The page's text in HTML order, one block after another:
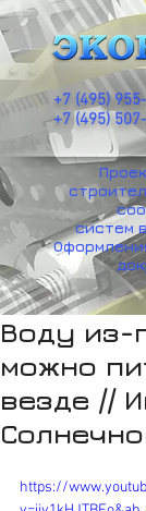
систем
+7 (495)
+7 (495)
Воду из-
можно
везде //
https://